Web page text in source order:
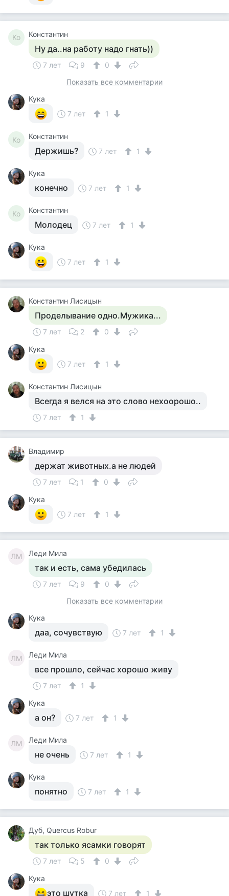
Ко Константин
Ну да..на работу надо гнать))
7 лет 9
0
Показать все комментарии
Кука
7 лет
1
Ко Константин
Держишь? 7 лет 1
Кука
конечно 7 лет 1
Ко Константин
Молодец 7 лет 1
Кука
7 лет
1
Константин Лисицын
Проделывание одно.Мужика...
7 лет 2
0
Кука
7 лет
1
Константин Лисицын
Всегда я велся на это слово нехоорошо..
7 лет 1
Владимир
держат животных.а не людей
7 лет 1
0
Кука
7 лет
1
ЛМ Леди Мила
так и есть, сама убедилась
7 лет 9
0
Показать все комментарии
Кука
даа, сочувствую 7 лет 1
ЛМ Леди Мила
все прошло, сейчас хорошо живу
7 лет
1
Кука
а он? 7 лет 1
ЛМ Леди Мила
не очень 7 лет 1
Кука
понятно 7 лет 1
Дуб, Quercus Robur
так только ясамки говорят
7 лет 5
0
Кука
это шутка 7 лет 1